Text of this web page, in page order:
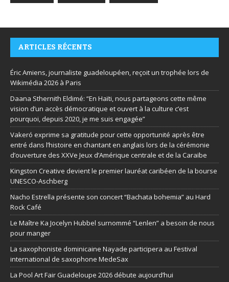
ARTICLES RÉCENTS
Éric Amiens, journaliste guadeloupéen, reçoit un trophée lors de
Wikimédia 2026 à Paris
Daana Sthernith Eldimé: “En Haïti, nous partageons cette même
vision d’un accès démocratique et ouvert à la culture c’est
pourquoi, depuis 2020, je me suis engagée”
Vakeró exprime sa gratitude pour cette opportunité après être
entré dans l’histoire en chantant en anglais lors de la cérémonie
d’ouverture des XXVe Jeux d’Amérique centrale et de la Caraïbe
Kingston Creative devient le premier lauréat caribéen de la bourse
UNESCO-Aschberg
Nacho Estrella présente son concert “Bachata bohemia” au Hard
Rock Café
Le Maître Ka Jocelyn Hubbel surnommé “Lenlen” a besoin de nous
pour manger
La saxophoniste dominicaine Nayade participera au Festival
international de saxophone MedeSax
La Pool Art Fair Guadeloupe 2026 débute aujourd’hui